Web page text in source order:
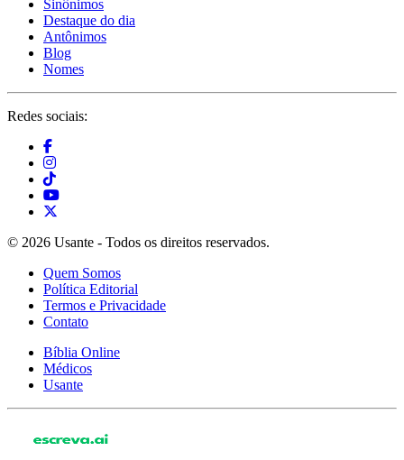
Sinônimos
Destaque do dia
Antônimos
Blog
Nomes
Redes sociais:
© 2026 Usante - Todos os direitos reservados.
Quem Somos
Política Editorial
Termos e Privacidade
Contato
Bíblia Online
Médicos
Usante